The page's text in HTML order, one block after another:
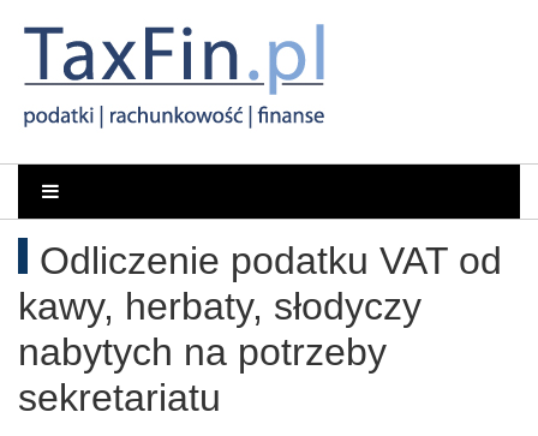
Rachunkowość,
Podatki,
VAT,
Orzeczenia
NSA
Portal
dla
księgowych
Odliczenie podatku VAT od
kawy, herbaty, słodyczy
nabytych na potrzeby
sekretariatu